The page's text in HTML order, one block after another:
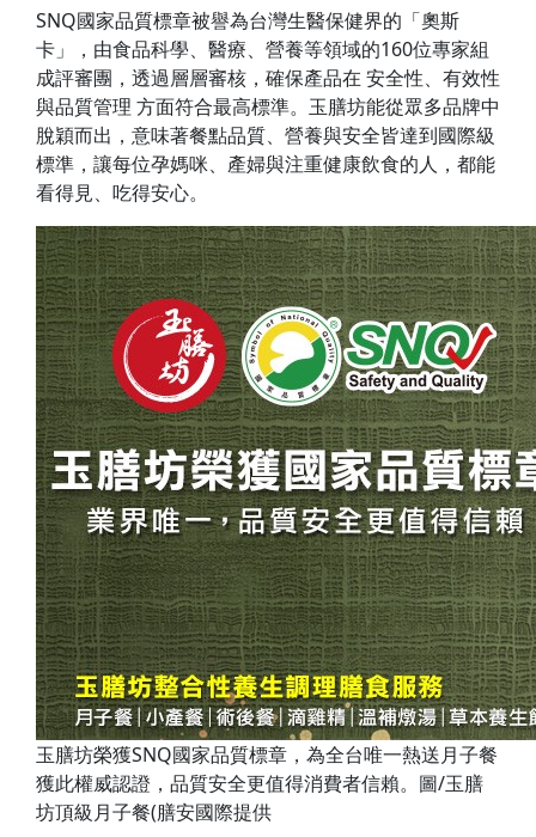
SNQ國家品質標章被譽為台灣生醫保健界的「奧斯
卡」，由食品科學、醫療、營養等領域的160位專家組
成評審團，透過層層審核，確保產品在 安全性、有效性
與品質管理 方面符合最高標準。玉膳坊能從眾多品牌中
脫穎而出，意味著餐點品質、營養與安全皆達到國際級
標準，讓每位孕媽咪、產婦與注重健康飲食的人，都能
看得見、吃得安心。
玉膳坊榮獲SNQ國家品質標章，為全台唯一熱送月子餐
獲此權威認證，品質安全更值得消費者信賴。圖/玉膳
坊頂級月子餐(膳安國際提供